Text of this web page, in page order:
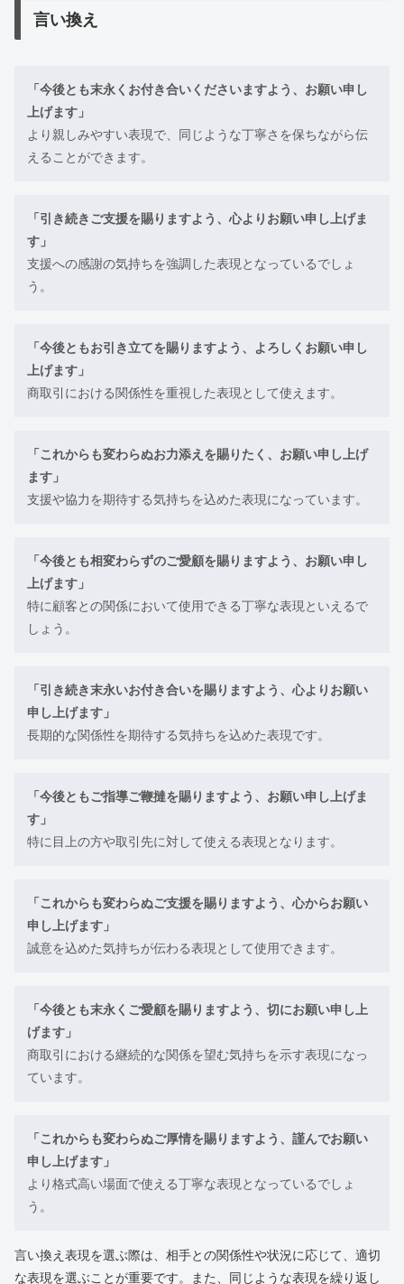
言い換え
「今後とも末永くお付き合いくださいますよう、お願い申し
上げます」
より親しみやすい表現で、同じような丁寧さを保ちながら伝
えることができます。
「引き続きご支援を賜りますよう、心よりお願い申し上げま
す」
支援への感謝の気持ちを強調した表現となっているでしょ
う。
「今後ともお引き立てを賜りますよう、よろしくお願い申し
上げます」
商取引における関係性を重視した表現として使えます。
「これからも変わらぬお力添えを賜りたく、お願い申し上げ
ます」
支援や協力を期待する気持ちを込めた表現になっています。
「今後とも相変わらずのご愛顧を賜りますよう、お願い申し
上げます」
特に顧客との関係において使用できる丁寧な表現といえるで
しょう。
「引き続き末永いお付き合いを賜りますよう、心よりお願い
申し上げます」
長期的な関係性を期待する気持ちを込めた表現です。
「今後ともご指導ご鞭撻を賜りますよう、お願い申し上げま
す」
特に目上の方や取引先に対して使える表現となります。
「これからも変わらぬご支援を賜りますよう、心からお願い
申し上げます」
誠意を込めた気持ちが伝わる表現として使用できます。
「今後とも末永くご愛顧を賜りますよう、切にお願い申し上
げます」
商取引における継続的な関係を望む気持ちを示す表現になっ
ています。
「これからも変わらぬご厚情を賜りますよう、謹んでお願い
申し上げます」
より格式高い場面で使える丁寧な表現となっているでしょ
う。
言い換え表現を選ぶ際は、相手との関係性や状況に応じて、適切
な表現を選ぶことが重要です。また、同じような表現を繰り返し